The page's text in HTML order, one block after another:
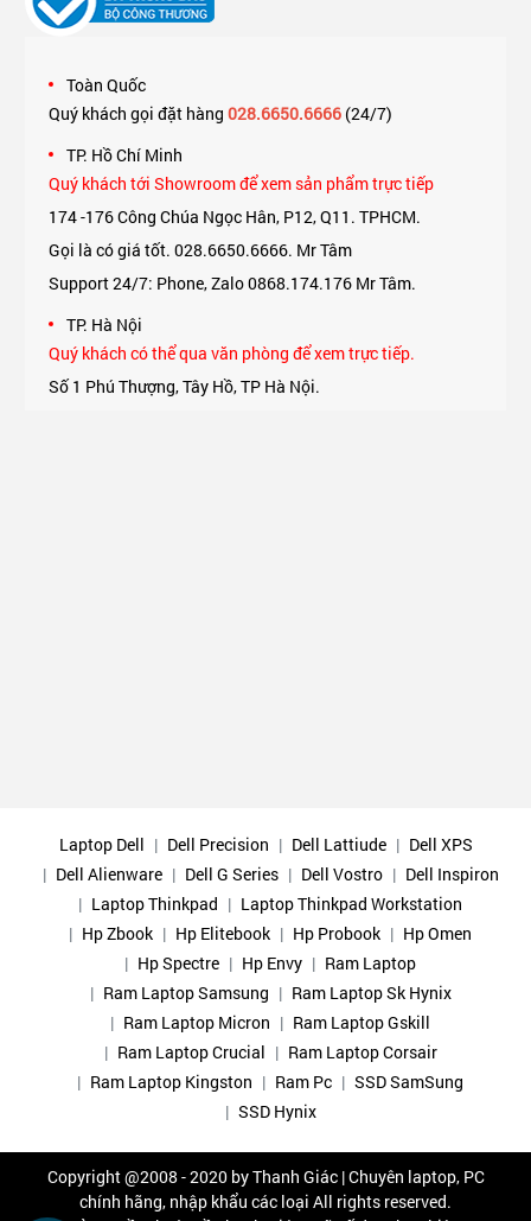
Toàn Quốc
Quý khách gọi đặt hàng 028.6650.6666(24/7)
TP. Hồ Chí Minh
Quý khách tới Showroom để xem sản phẩm trực tiếp
174 -176 Công Chúa Ngọc Hân, P12, Q11. TPHCM.
Gọi là có giá tốt. 028.6650.6666. Mr Tâm
Support 24/7: Phone, Zalo 0868.174.176 Mr Tâm.
TP. Hà Nội
Quý khách có thể qua văn phòng để xem trực tiếp.
Số 1 Phú Thượng, Tây Hồ, TP Hà Nội.
Laptop Dell Dell Precision Dell Lattiude
Dell XPS
Dell Alienware
Dell G Series Dell Vostro
Dell Inspiron
Laptop Thinkpad
Laptop Thinkpad Workstation
Hp Zbook
Hp Elitebook Hp Probook
Hp Omen
Hp Spectre
Hp Envy
Ram Laptop
Ram Laptop Samsung
Ram Laptop Sk Hynix
Ram Laptop Micron
Ram Laptop Gskill
Ram Laptop Crucial
Ram Laptop Corsair
Ram Laptop Kingston
Ram Pc
SSD SamSung
SSD Hynix
Copyright @2008 - 2020 byThanh Giác | Chuyên laptop, PC
chính hãng, nhập khẩu các loại All rights reserved.